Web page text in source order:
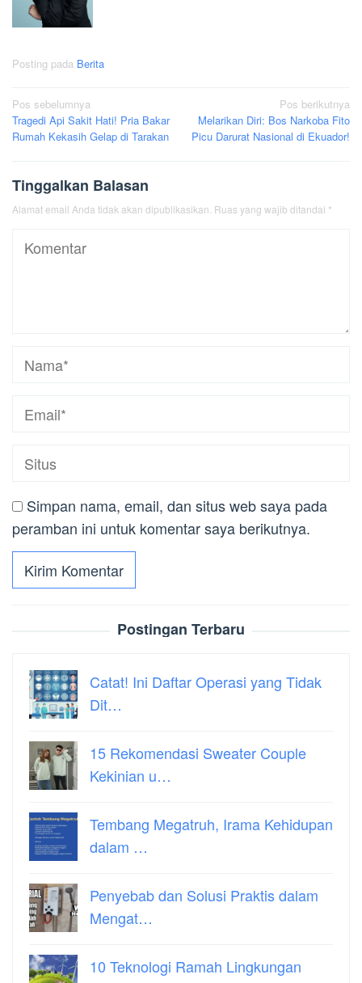
Posting pada Berita
Navigasi
pos
Pos sebelumnya
Tragedi Api Sakit Hati! Pria Bakar
Rumah Kekasih Gelap di Tarakan
Pos berikutnya
Melarikan Diri: Bos Narkoba Fito
Picu Darurat Nasional di Ekuador!
Tinggalkan Balasan
Alamat email Anda tidak akan dipublikasikan. Ruas yang wajib ditandai *
Simpan nama, email, dan situs web saya pada
peramban ini untuk komentar saya berikutnya.
Postingan Terbaru
Catat! Ini Daftar Operasi yang Tidak
Dit…
15 Rekomendasi Sweater Couple
Kekinian u…
Tembang Megatruh, Irama Kehidupan
dalam …
Penyebab dan Solusi Praktis dalam
Mengat…
10 Teknologi Ramah Lingkungan